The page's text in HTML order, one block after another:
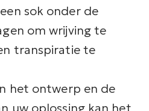
sok onder de
om wrijving te
transpiratie te
het ontwerp en de